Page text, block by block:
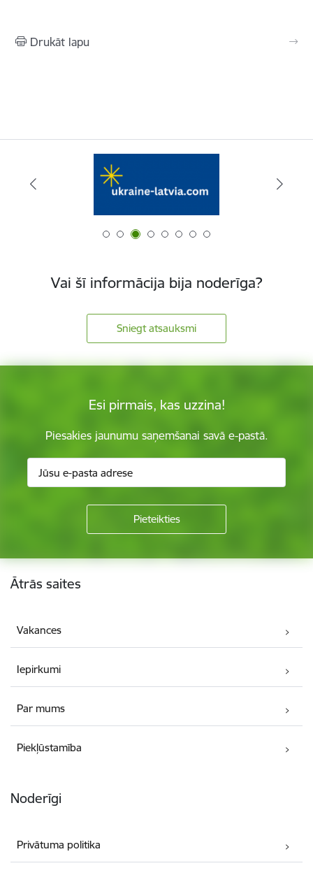
Drukāt lapu
Vai šī informācija bija noderīga?
Sniegt atsauksmi
Esi pirmais, kas uzzina!
Piesakies jaunumu saņemšanai savā e-pastā.
Kājene
Ātrās saites
Vakances
Iepirkumi
Par mums
Piekļūstamība
Noderīgi
Privātuma politika